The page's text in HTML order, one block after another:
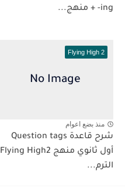
+ -ing منهج...
Flying High 2
منذ بضع اعوام
شرح قاعدة Question tags
أول ثانوي منهج Flying High2
الترم...